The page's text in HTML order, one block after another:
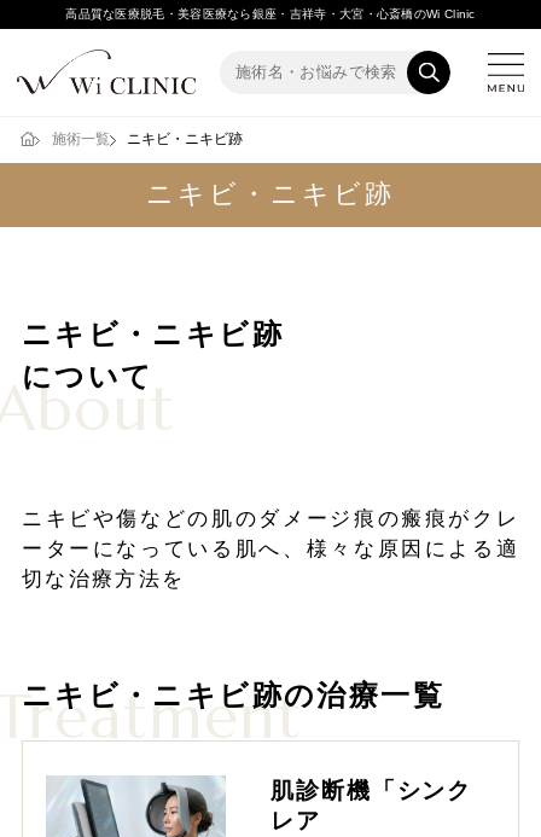
高品質な医療脱毛・美容医療なら銀座・吉祥寺・大宮・心斎橋のWi Clinic
施術一覧 ニキビ・ニキビ跡
ニキビ・ニキビ跡
ニキビ・ニキビ跡
について
ニキビや傷などの肌のダメージ痕の瘢痕がクレ
ーターになっている肌へ、様々な原因による適
切な治療方法を
ニキビ・ニキビ跡の治療一覧
肌診断機「シンク
レア